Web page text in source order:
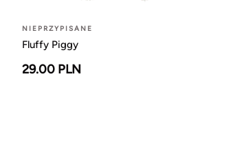
NIEPRZYPISANE
Fluffy Piggy
29.00 PLN